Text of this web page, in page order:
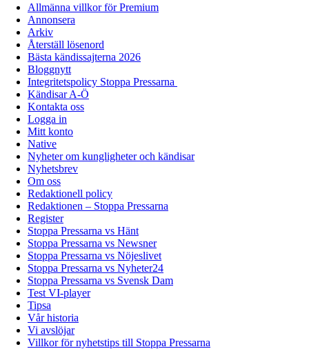
Allmänna villkor för Premium
Annonsera
Arkiv
Återställ lösenord
Bästa kändissajterna 2026
Bloggnytt
Integritetspolicy Stoppa Pressarna
Kändisar A-Ö
Kontakta oss
Logga in
Mitt konto
Native
Nyheter om kungligheter och kändisar
Nyhetsbrev
Om oss
Redaktionell policy
Redaktionen – Stoppa Pressarna
Register
Stoppa Pressarna vs Hänt
Stoppa Pressarna vs Newsner
Stoppa Pressarna vs Nöjeslivet
Stoppa Pressarna vs Nyheter24
Stoppa Pressarna vs Svensk Dam
Test VI-player
Tipsa
Vår historia
Vi avslöjar
Villkor för nyhetstips till Stoppa Pressarna